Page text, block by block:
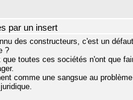
par un insert
des constructeurs, c'est un
?
toutes ces sociétés n'ont que
comme une sangsue au